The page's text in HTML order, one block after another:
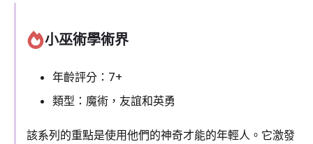
小巫術學術界
年齡評分：7+
類型：魔術，友誼和英勇
該系列的重點是使用他們的神奇才能的年輕人。它激發